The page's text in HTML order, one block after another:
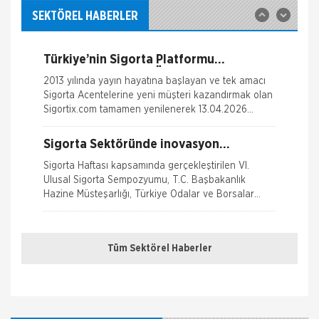
Yangın Hasarı ile ilgili Bilgiler
Kasko Hasar Dosyasında İstenilen Bilgiler
Kaza Tespit Tutanağı
Nakliye Hasarı İçin Gerekli Bilgiler
SEKTÖREL HABERLER
ile yayına başlamıştır. Müşterileri Sigorta Acentelerini
Türkiye’nin Sigorta Platformu
Sigortix.com 2000 Üye Sigorta
Acentesi ile Yenilendi
2013 yılında yayın hayatına başlayan ve tek amacı
Sigorta Acentelerine yeni müşteri kazandırmak olan
Sigortix.com tamamen yenilenerek 13.04.2026
tarihinde yüksek teknolojik altyapıs
Sigorta Sektöründe inovasyon
Konuşuldu
Sigorta Haftası kapsamında gerçekleştirilen VI.
Ulusal Sigorta Sempozyumu, T.C. Başbakanlık
Hazine Müsteşarlığı, Türkiye Odalar ve Borsalar
Birliği (TOBB) ve Türkiye Si
Hayata geçirdiği ilkleri ve yenilikçi çözümleriyle
Tüm Sektörel Haberler